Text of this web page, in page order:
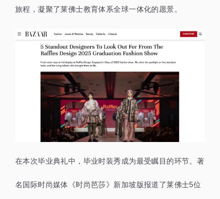
旅程，凝聚了莱佛士教育体系全球一体化的愿景。
在本次毕业典礼中，毕业时装秀成为最受瞩目的环节。著
名国际时尚媒体《时尚芭莎》新加坡版报道了莱佛士5位